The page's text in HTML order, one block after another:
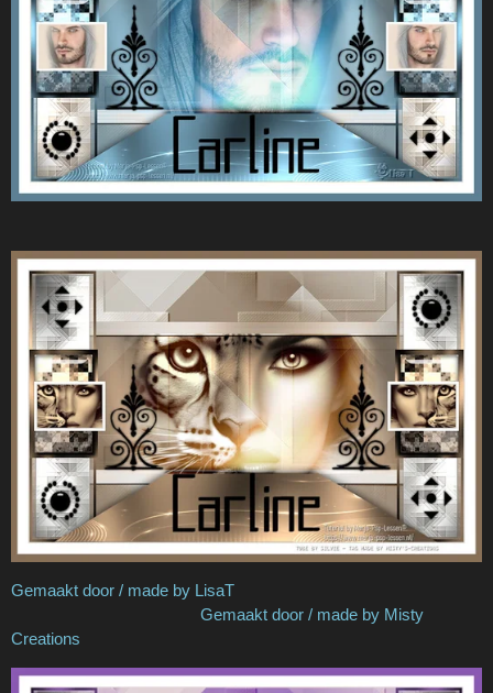
Gemaakt door / made by LisaT
Gemaakt door / made by Misty
Creations